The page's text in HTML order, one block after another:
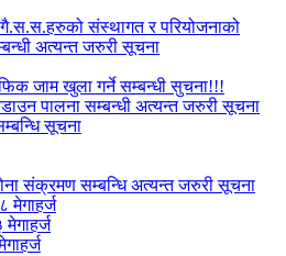
गै.स.स.हरुको संस्थागत र परियोजनाको
अत्यन्त जरुरी सूचना
जाम खुला गर्ने सम्बन्धी सुचना!!!
पालना सम्बन्धी अत्यन्त जरुरी सूचना
सूचना
संक्रमण सम्बन्धि अत्यन्त जरुरी सूचना
मेगाहर्ज